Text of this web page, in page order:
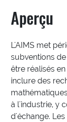
Aperçu
L'AIMS met
subventions
être réalisés
inclure des
à l'industrie, y
d'échange.